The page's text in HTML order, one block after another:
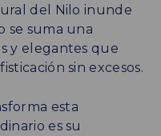
del Nilo inunde
se suma una
y elegantes que
sin excesos.
esta
es su